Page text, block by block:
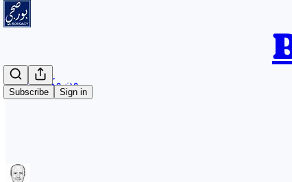
Subscribe Sign in
من مكتب الألفي